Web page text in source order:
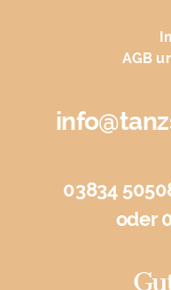
AGB
03834
oder